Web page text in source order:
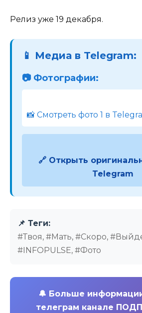
Релиз уже 19 декабря.
📱 Медиа в Telegram:
📷 Фотографии:
📸 Смотреть фото 1 в
🔗 Открыть
Telegram
📌 Теги:
#Твоя, #Мать, #Скоро,
#INFOPULSE, #Фото
🔔 Больше
телеграм канале